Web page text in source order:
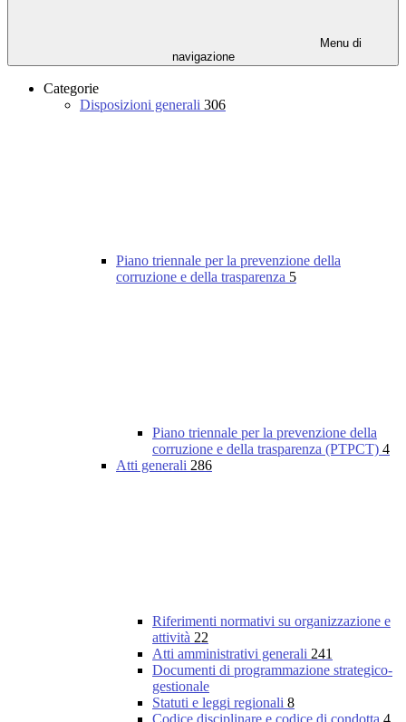
Menu di
navigazione
Categorie
Disposizioni generali 306
Piano triennale per la prevenzione della
corruzione e della trasparenza 5
Piano triennale per la prevenzione della
corruzione e della trasparenza (PTPCT) 4
Atti generali 286
Riferimenti normativi su organizzazione e
attività 22
Atti amministrativi generali 241
Documenti di programmazione strategico-
gestionale
Statuti e leggi regionali 8